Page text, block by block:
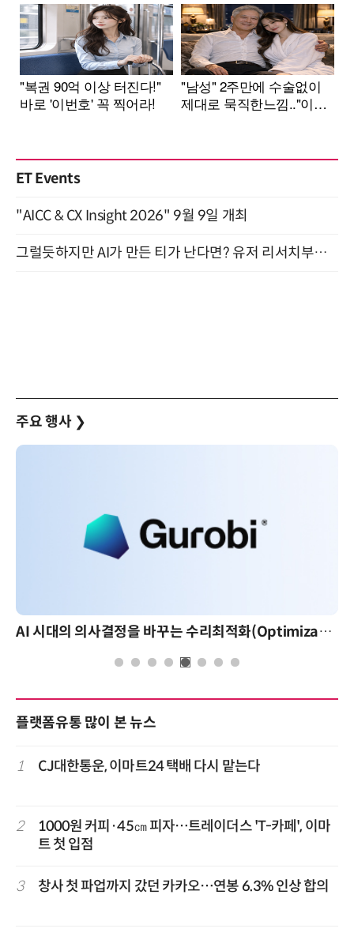
ET Events
"AICC & CX Insight 2026" 9월 9일 개최
그럴듯하지만 AI가 만든 티가 난다면? 유저 리서치부터 배포까지! (9/15)
주요 행사 ❯
AI 시대의 의사결정을 바꾸는 수리최적화(Optimization): 실제 산업 적용 사례와 활용 전략
플랫폼유통 많이 본 뉴스
1 CJ대한통운, 이마트24 택배 다시 맡는다
2
1000원 커피·45㎝ 피자…트레이더스 'T-카페', 이마
트 첫 입점
3 창사 첫 파업까지 갔던 카카오…연봉 6.3% 인상 합의